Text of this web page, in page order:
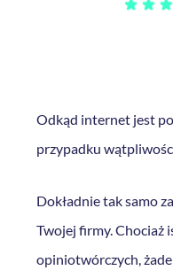
Odkąd internet jest
przypadku
Dokładnie tak samo
Twojej firmy. Chociaż
opiniotwórczych,